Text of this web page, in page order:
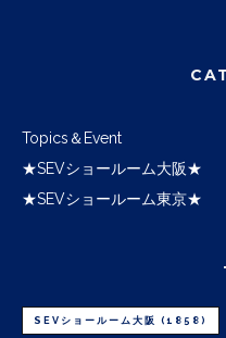
Topics＆Event
★SEVショールーム大阪★
★SEVショールーム東京★
SEVショールーム大阪 (1858)